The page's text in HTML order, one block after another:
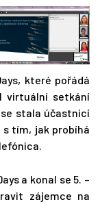
které pořádá
virtuální setkání
stala účastnicí
s tím, jak probíhá
a konal se 5. –
zájemce na